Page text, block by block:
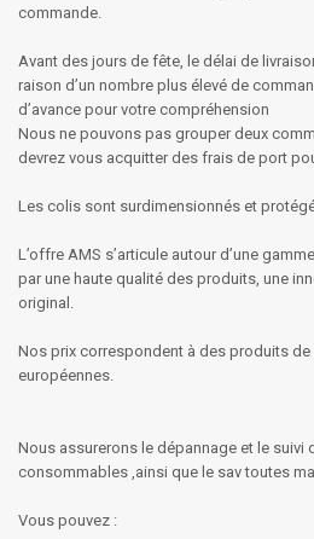
commande.
Avant des jours de fête, le délai de
raison d’un nombre plus élevé de
d’avance pour votre compréhension
Nous ne pouvons pas grouper deux
devrez vous acquitter des frais de port
Les colis sont surdimensionnés et
L’offre AMS s’articule autour d’une
par une haute qualité des produits, une
original.
Nos prix correspondent à des produits de
européennes.
Nous assurerons le dépannage et le suivi
consommables ,ainsi que le sav toutes
Vous pouvez :